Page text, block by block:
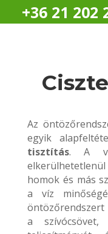
+36 21 202
Az
egyik
tisztítás. A
homok és más
a víz
a